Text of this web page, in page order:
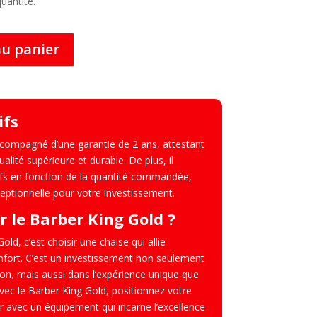
panier
d’une garantie de 2 ans, attestant
supérieure et durable. De plus, il
en fonction de la quantité commandée,
pour votre investissement.
le Barber King Gold ?
c’est choisir une chaise qui allie
C’est un investissement non seulement
mais aussi dans l’expérience unique que
le Barber King Gold, positionnez votre
un équipement qui incarne l’excellence